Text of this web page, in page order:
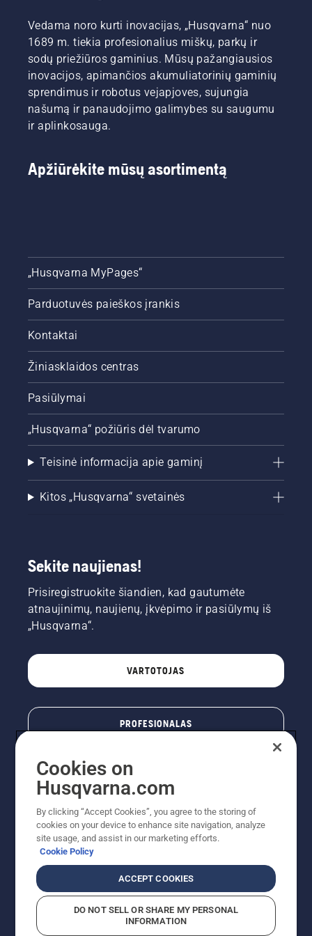
Vedama noro kurti inovacijas, „Husqvarna“ nuo
1689 m. tiekia profesionalius miškų, parkų ir
sodų priežiūros gaminius. Mūsų pažangiausios
inovacijos, apimančios akumuliatorinių gaminių
sprendimus ir robotus vejapjoves, sujungia
našumą ir panaudojimo galimybes su saugumu
ir aplinkosauga.
Apžiūrėkite mūsų asortimentą
„Husqvarna MyPages“
Parduotuvės paieškos įrankis
Kontaktai
Žiniasklaidos centras
Pasiūlymai
„Husqvarna“ požiūris dėl tvarumo
Teisinė informacija apie gaminį
Kitos „Husqvarna“ svetainės
Sekite naujienas!
Prisiregistruokite šiandien, kad gautumėte
atnaujinimų, naujienų, įkvėpimo ir pasiūlymų iš
„Husqvarna“.
VARTOTOJAS
PROFESIONALAS
© „Husqvarna AB“ (leid). Visos teisės priklauso autoriui.
Nurodoma rekomenduojama mažmeninė kaina (RMK),
įskaitant PVM. RMK yra kaina, už kurią gamintojas
rekomenduoja pardavėjui parduoti prekę. UAB
"Husqvarna Lietuva" prekių vartotojams neparduoda,
Cookies on
Husqvarna.com
By clicking “Accept Cookies”, you agree to the storing of
cookies on your device to enhance site navigation, analyze
site usage, and assist in our marketing efforts.
Cookie Policy
ACCEPT COOKIES
DO NOT SELL OR SHARE MY PERSONAL
INFORMATION